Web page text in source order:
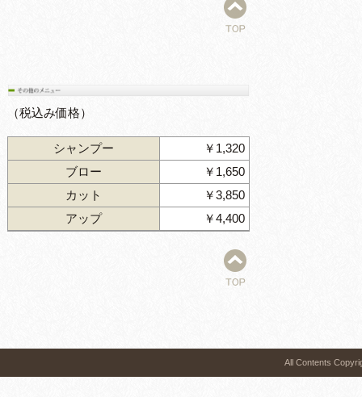
（税込み価格）
シャンプー
￥1,320
ブロー
￥1,650
カット
￥3,850
アップ
￥4,400
All Contents